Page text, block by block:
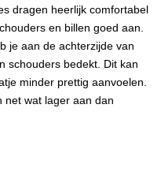
dragen heerlijk comfortabel
en billen goed aan.
je aan de achterzijde van
schouders bedekt. Dit kan
minder prettig aanvoelen.
net wat lager aan dan